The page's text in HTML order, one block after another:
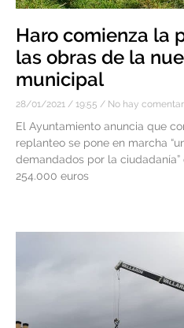
Haro comienza la
las obras de la
municipal
28/01/2021 19:55 No hay
El Ayuntamiento anuncia que
replanteo se pone en marcha
demandados por la
254.000 euros